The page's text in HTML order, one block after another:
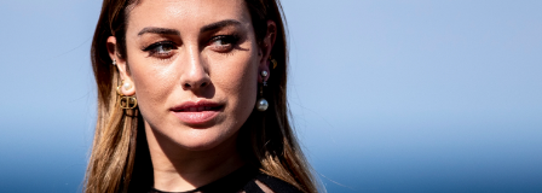
Daniel Gómez
Madrid